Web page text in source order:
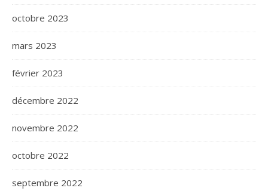
octobre 2023
mars 2023
février 2023
décembre 2022
novembre 2022
octobre 2022
septembre 2022